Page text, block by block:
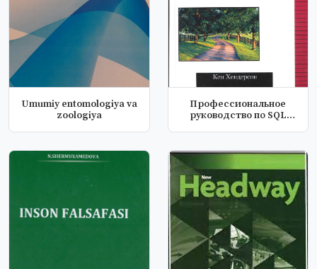
Umumiy entomologiya va
zoologiya
Профессиональное
руководство пο SQL